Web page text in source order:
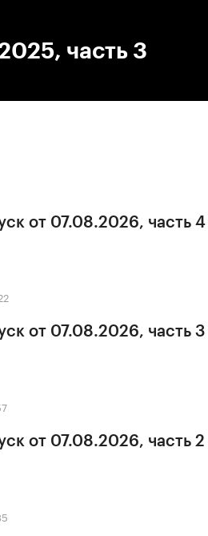
часть 3
от 07.08.2026, часть 4
от 07.08.2026, часть 3
от 07.08.2026, часть 2